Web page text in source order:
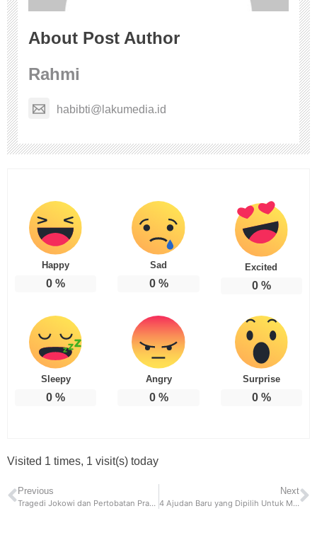
About Post Author
Rahmi
habibti@lakumedia.id
Happy
0 %
Sad
0%
Excited
0%
Sleepy
0 %
Angry
0%
Surprise
0%
Visited 1 times, 1 visit(s) today
Previous
Tragedi Jokowi dan Pertobatan Prabowo
Next
4 Ajudan Baru yang Dipilih Untuk Mengawal Presiden Prabowo Subianto